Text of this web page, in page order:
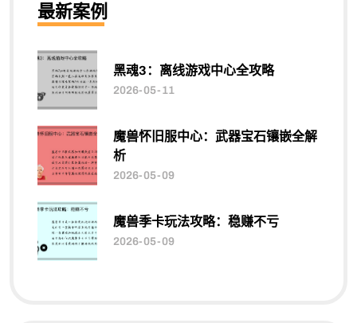
最新案例
黑魂3：离线游戏中心全攻略
2026-05-11
魔兽怀旧服中心：武器宝石镶嵌全解
析
2026-05-09
魔兽季卡玩法攻略：稳赚不亏
2026-05-09